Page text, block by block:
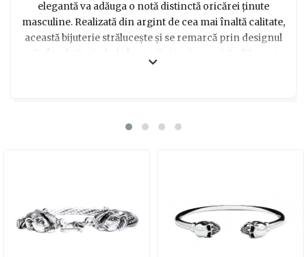
elegantă va adăuga o notă distinctă oricărei ținute
masculine. Realizată din argint de cea mai înaltă calitate,
această bijuterie strălucește și se remarcă prin designul
său împletit, simbol al puterii și rezistenței. Indiferent
rafinamentul său! Oferă-i această brățară unică, care
bucură-te de magia unui cadou memorabil!